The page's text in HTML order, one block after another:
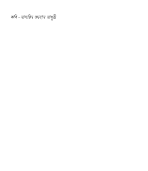
কবি -নাসরিন জাহান মাধুরী